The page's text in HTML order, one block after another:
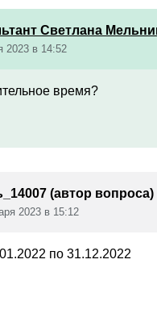
Светлана
2023 в 14:52
время?
(автор вопроса)
2023 в 15:12
по 31.12.2022